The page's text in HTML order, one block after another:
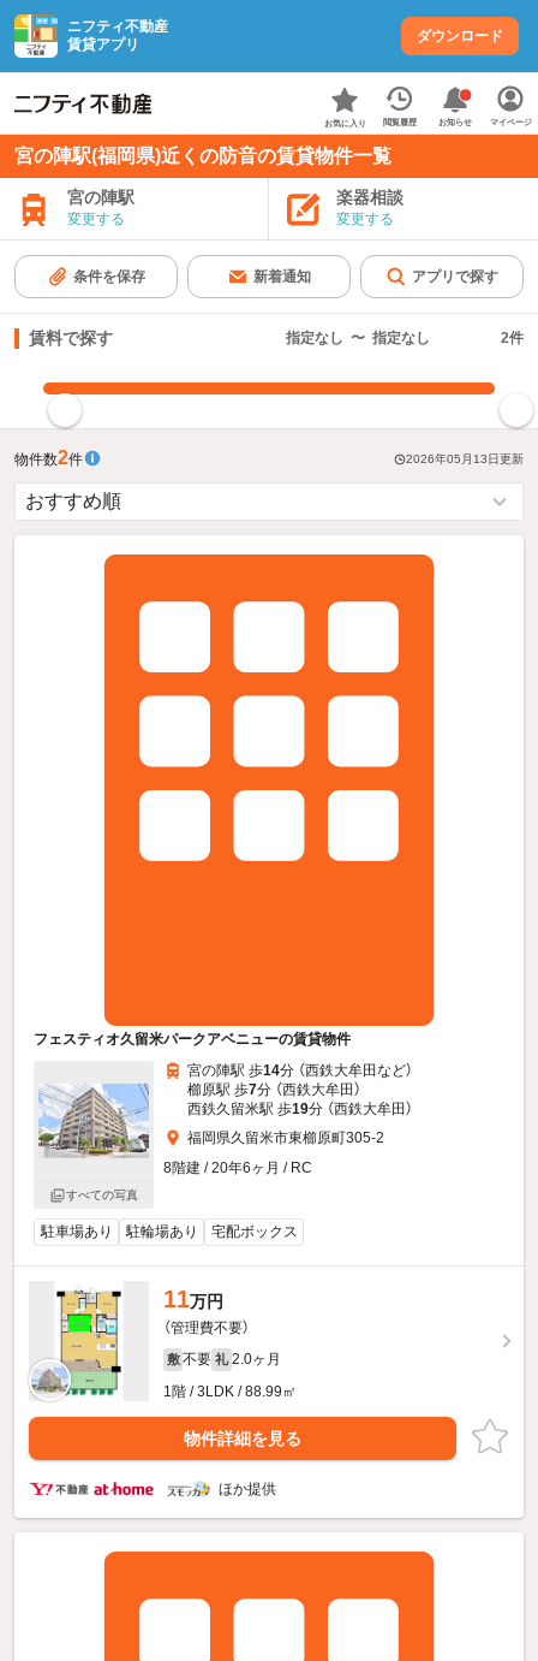
ニフティ不動産
賃貸アプリ
ダウンロード
お気に入り 閲覧履歴 お知らせ マイページ
宮の陣駅(福岡県)近くの防音の賃貸物件一覧
宮の陣駅
変更する
楽器相談
変更する
条件を保存 新着通知 アプリで探す
賃料で探す 指定なし 〜 指定なし 2件
物件数2件 2026年05月13日更新
フェスティオ久留米パークアベニューの賃貸物件
すべての写真
宮の陣駅 歩14分 （西鉄大牟田など）
櫛原駅 歩7分 （西鉄大牟田）
西鉄久留米駅 歩19分 （西鉄大牟田）
福岡県久留米市東櫛原町305-2
8階建 / 20年6ヶ月 / RC
駐車場あり 駐輪場あり 宅配ボックス
11万円
（管理費不要）
敷 不要 礼 2.0ヶ月
1階 / 3LDK / 88.99㎡
物件詳細を見る
ほか提供